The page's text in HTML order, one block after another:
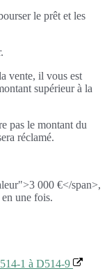
le prêt et les
vente, il vous est
supérieur à la
pas le montant du
réclamé.
000 €</span>,
une fois.
1 à D514-9